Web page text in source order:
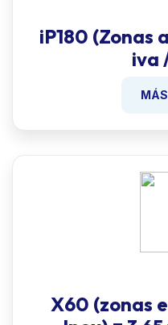
iP180 (Zonas
iva
X60 (zonas